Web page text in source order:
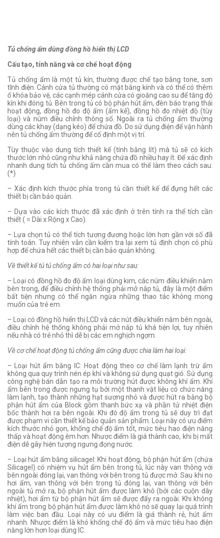
Tủ chống ẩm dùng đồng hồ hiển thị LCD
Cấu tạo, tính năng và cơ chế hoạt động
Tủ chống ẩm là một tủ kín, thường được chế tạo bằng tone, sơn
tĩnh điện. Cánh cửa tủ thường có mặt bằng kính và có thể có thêm
ổ khóa bảo vệ, các cạnh mép cánh cửa có gioăng cao su để tăng độ
kín khi đóng tủ. Bên trong tủ có bộ phận hút ẩm, đèn báo trạng thái
hoạt động, đồng hồ đo độ ẩm (ẩm kế), đồng hồ đo nhiệt độ (tùy
loại) và núm điều chỉnh thông số. Ngoài ra tủ chống ẩm thường
dùng các khay (dạng kéo) để chứa đồ. Do sử dụng điện để vận hành
nên tủ chống ẩm thường để cố định một vị trí.
Tùy thuộc vào dung tích thiết kế (tính bằng lít) mà tủ sẽ có kích
thước lớn nhỏ cũng như khả năng chứa đồ nhiều hay ít. Để xác định
nhanh dung tích tủ chống ấm cần mua có thể làm theo cách sau:
(*)
– Xác định kích thước phía trong tủ cần thiết kế để đựng hết các
thiết bị cần bảo quản.
– Dựa vào các kích thước đã xác định ở trên tính ra thể tích cần
thiết ( = Dài x Rộng x Cao).
– Lựa chọn tủ có thể tích tương đương hoặc lớn hơn gần với số đã
tính toán. Tuy nhiên vẫn cần kiểm tra lại xem tủ định chọn có phù
hợp để chứa hết các thiết bị cần bảo quản không.
Về thiết kế tủ tủ chống ẩm có hai loại như sau:
– Loại có đồng hồ đo độ ẩm loại dùng kim, các núm điều khiển nằm
bên trong, để điều chỉnh hệ thống phải mở nắp tủ, đây là một điểm
bất tiện nhưng có thể ngăn ngừa những thao tác không mong
muốn của trẻ em.
– Loại có đồng hồ hiển thị LCD và các nút điều khiển nằm bên ngoài,
điều chỉnh hệ thống không phải mở nắp tủ khá tiện lợi, tuy nhiên
nếu nhà có trẻ nhỏ thì dễ bị các em nghịch ngợm.
Về cơ chế hoạt động tủ chống ẩm cũng được chia làm hai loại:
– Loại hút ẩm bằng IC: Hoạt động theo cơ chế làm lạnh trừ ẩm
không qua quy trình nén ép khí và không sử dụng quạt gió. Sử dụng
công nghệ bán dẫn tạo ra môi trường hút được không khí ẩm. Khí
ẩm bên trong được ngưng tụ bởi một thanh vật liệu có chức năng
làm lạnh, tạo thành những hạt sương nhỏ và được hút ra bằng bộ
phận hút ẩm của Block gồm thanh bức xạ và phần tử nhiệt điện
bốc thành hơi ra bên ngoài. Khi đó độ ẩm trong tủ sẽ duy trì đạt
được phạm vi cần thiết kế bảo quản sản phẩm. Loại này có ưu điểm
kích thước nhỏ gọn, khống chế độ ẩm tốt, mức tiêu hao điện năng
thấp và hoạt động êm hơn. Nhược điểm là giá thành cao, khi bị mất
điện dễ gây hiện tượng ngưng đọng nước.
– Loại hút ẩm bằng silicagel: Khi hoạt động, bộ phận hút ẩm (chứa
Silicagel) có nhiệm vụ hút ẩm bên trong tủ, lúc này van thông với
bên ngoài đóng lại, van thông với bên trong tủ được mở. Sau khi no
hơi ẩm, van thông với bên trong tủ đóng lại, van thông với bên
ngoài tủ mở ra, bộ phận hút ẩm được làm khô (bởi các cuộn dây
nhiệt), hơi ẩm từ bộ phận hút ẩm sẽ được đẩy ra ngoài. Khi không
khí ẩm trong bộ phận hút ẩm được làm khô nó sẽ quay lại quá trình
làm việc ban đầu. Loại này có ưu điểm là giá thành rẻ, hút ẩm
nhanh. Nhược điểm là khó khống chế độ ẩm và mức tiêu hao điện
năng lớn hơn loại dùng IC.